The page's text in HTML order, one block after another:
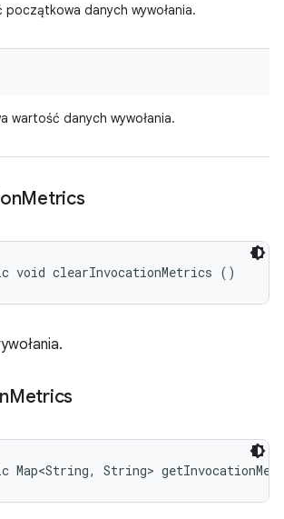
początkowa danych wywołania.
wartość danych wywołania.
Metrics
void clearInvocationMetrics ()
Metrics
Map<String, String>